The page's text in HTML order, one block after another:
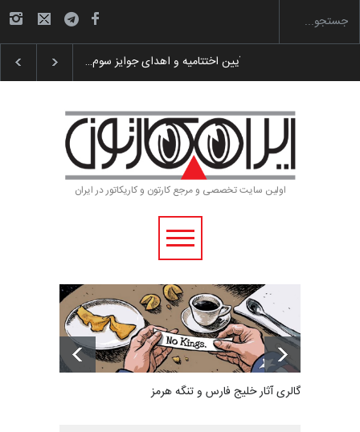
گزارش تصویری آیین اختتامیه و اهدای جوایز سوم…
اولین سایت تخصصی و مرجع کارتون و کاریکاتور در ایران
گالری آثار خلیج فارس و تنگه هرمز